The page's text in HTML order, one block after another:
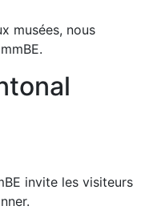
musées, nous
invite les visiteurs